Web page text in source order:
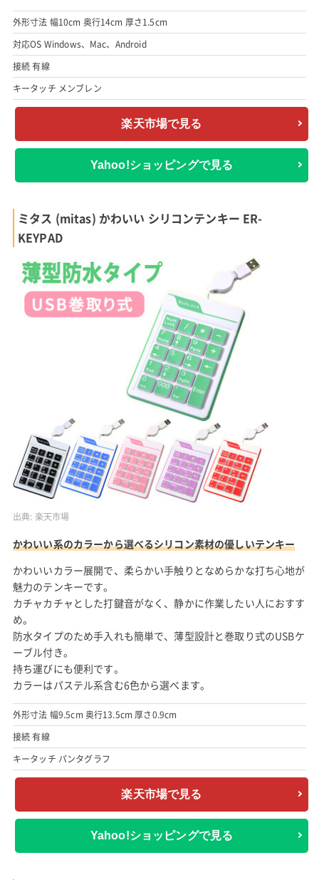
外形寸法 幅10cm 奥行14cm 厚さ1.5cm
対応OS Windows、Mac、Android
接続 有線
キータッチ メンブレン
楽天市場で見る
Yahoo!ショッピングで見る
ミタス (mitas) かわいい シリコンテンキー ER-
KEYPAD
出典: 楽天市場
かわいい系のカラーから選べるシリコン素材の優しいテンキー
かわいいカラー展開で、柔らかい手触りとなめらかな打ち心地が
魅力のテンキーです。
カチャカチャとした打鍵音がなく、静かに作業したい人におすす
め。
防水タイプのため手入れも簡単で、薄型設計と巻取り式のUSBケ
ーブル付き。
持ち運びにも便利です。
カラーはパステル系含む6色から選べます。
外形寸法 幅9.5cm 奥行13.5cm 厚さ0.9cm
接続 有線
キータッチ パンタグラフ
楽天市場で見る
Yahoo!ショッピングで見る